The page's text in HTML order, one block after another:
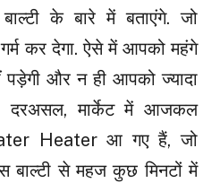
के बारे में बताएंगे. जो
कर देगा. ऐसे में आपको महंगे
और न ही आपको ज्यादा
दरअसल, मार्केट में आजकल
Heater आ गए हैं, जो
बाल्टी से महज कुछ मिनटों में